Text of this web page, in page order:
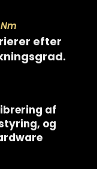
efter
af
og